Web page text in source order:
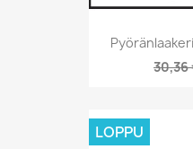
30,36
LOPPU